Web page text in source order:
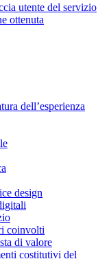
utente del servizio
ottenuta
dell’esperienza
design
coinvolti
di valore
costitutivi del